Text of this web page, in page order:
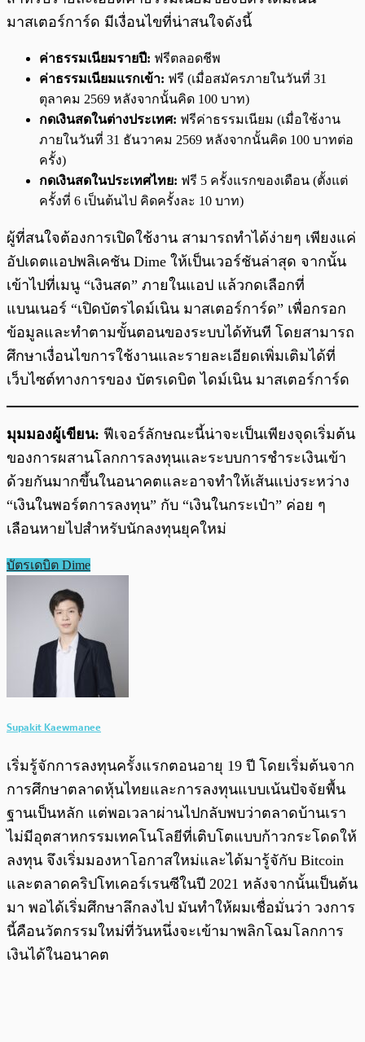
มาสเตอร์การ์ด มีเงื่อนไขที่น่าสนใจดังนี้
ค่าธรรมเนียมรายปี: ฟรีตลอดชีพ
ค่าธรรมเนียมแรกเข้า: ฟรี (เมื่อสมัครภายในวันที่ 31
ตุลาคม 2569 หลังจากนั้นคิด 100 บาท)
กดเงินสดในต่างประเทศ: ฟรีค่าธรรมเนียม (เมื่อใช้งาน
ภายในวันที่ 31 ธันวาคม 2569 หลังจากนั้นคิด 100 บาทต่อ
ครั้ง)
กดเงินสดในประเทศไทย: ฟรี 5 ครั้งแรกของเดือน (ตั้งแต่
ครั้งที่ 6 เป็นต้นไป คิดครั้งละ 10 บาท)
ผู้ที่สนใจต้องการเปิดใช้งาน สามารถทำได้ง่ายๆ เพียงแค่
อัปเดตแอปพลิเคชัน Dime ให้เป็นเวอร์ชันล่าสุด จากนั้น
เข้าไปที่เมนู “เงินสด” ภายในแอป แล้วกดเลือกที่
แบนเนอร์ “เปิดบัตรไดม์เนิน มาสเตอร์การ์ด” เพื่อกรอก
ข้อมูลและทำตามขั้นตอนของระบบได้ทันที โดยสามารถ
ศึกษาเงื่อนไขการใช้งานและรายละเอียดเพิ่มเติมได้ที่
เว็บไซต์ทางการของ บัตรเดบิต ไดม์เนิน มาสเตอร์การ์ด
มุมมองผู้เขียน: ฟีเจอร์ลักษณะนี้น่าจะเป็นเพียงจุดเริ่มต้น
ของการผสานโลกการลงทุนและระบบการชำระเงินเข้า
ด้วยกันมากขึ้นในอนาคตและอาจทำให้เส้นแบ่งระหว่าง
“เงินในพอร์ตการลงทุน” กับ “เงินในกระเป๋า” ค่อย ๆ
เลือนหายไปสำหรับนักลงทุนยุคใหม่
บัตรเดบิต Dime
Supakit Kaewmanee
เริ่มรู้จักการลงทุนครั้งแรกตอนอายุ 19 ปี โดยเริ่มต้นจาก
การศึกษาตลาดหุ้นไทยและการลงทุนแบบเน้นปัจจัยพื้น
ฐานเป็นหลัก แต่พอเวลาผ่านไปกลับพบว่าตลาดบ้านเรา
ไม่มีอุตสาหกรรมเทคโนโลยีที่เติบโตแบบก้าวกระโดดให้
ลงทุน จึงเริ่มมองหาโอกาสใหม่และได้มารู้จักับ Bitcoin
และตลาดคริปโทเคอร์เรนซีในปี 2021 หลังจากนั้นเป็นต้น
มา พอได้เริ่มศึกษาลึกลงไป มันทำให้ผมเชื่อมั่นว่า วงการ
นี้คือนวัตกรรมใหม่ที่วันหนึ่งจะเข้ามาพลิกโฉมโลกการ
เงินได้ในอนาคต